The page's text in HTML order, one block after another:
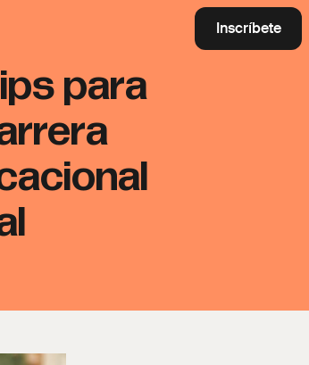
Inscríbete
para